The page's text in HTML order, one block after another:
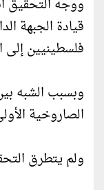
ووجه التحقيق
قيادة الجبهة
فلسطينيين إلى
وبسبب الشبه
الصاروخية
ولم يتطرق